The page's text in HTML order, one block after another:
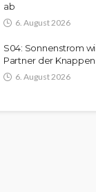
ab
6. August 2026
S04: Sonnenstrom
Partner der
6. August 2026